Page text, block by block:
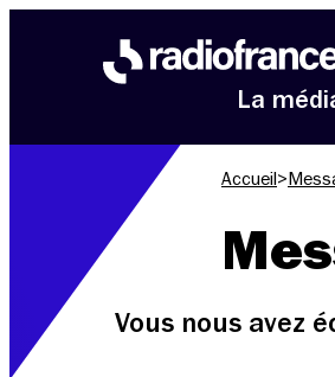
La
Accueil >
Vous nous avez